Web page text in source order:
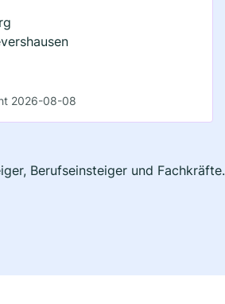
2026-08-08
Berufseinsteiger und